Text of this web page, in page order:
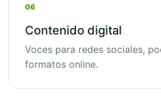
06
Contenido digital
Voces para redes sociales,
formatos online.